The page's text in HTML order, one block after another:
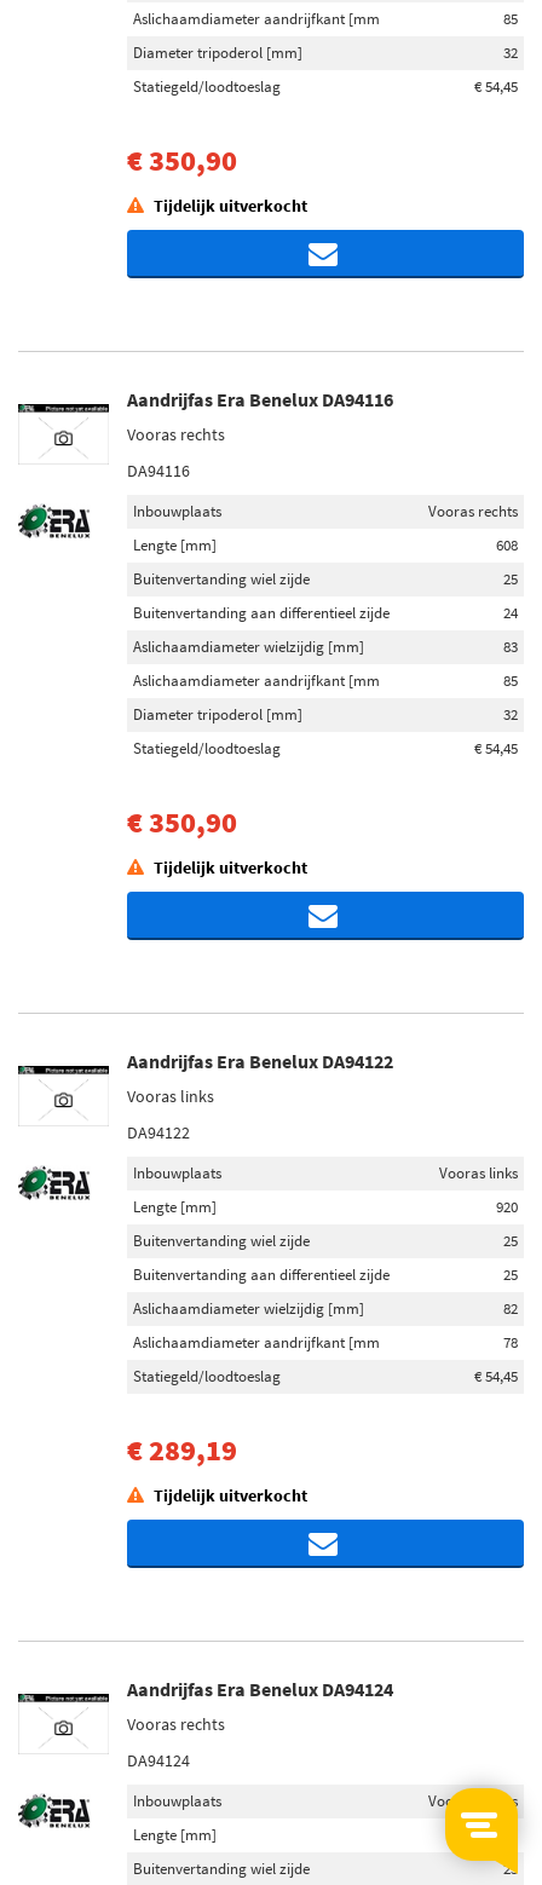
Aslichaamdiameter aandrijfkant [mm
85
Diameter tripoderol [mm]
32
Statiegeld/loodtoeslag
€ 54,45
€ 350,90
Tijdelijk uitverkocht
Aandrijfas Era Benelux DA94116
Vooras rechts
DA94116
Inbouwplaats
Vooras rechts
Lengte [mm]
608
Buitenvertanding wiel zijde
25
Buitenvertanding aan differentieel zijde
24
Aslichaamdiameter wielzijdig [mm]
83
Aslichaamdiameter aandrijfkant [mm
85
Diameter tripoderol [mm]
32
Statiegeld/loodtoeslag
€ 54,45
€ 350,90
Tijdelijk uitverkocht
Aandrijfas Era Benelux DA94122
Vooras links
DA94122
Inbouwplaats
Vooras links
Lengte [mm]
920
Buitenvertanding wiel zijde
25
Buitenvertanding aan differentieel zijde
25
Aslichaamdiameter wielzijdig [mm]
82
Aslichaamdiameter aandrijfkant [mm
78
Statiegeld/loodtoeslag
€ 54,45
€ 289,19
Tijdelijk uitverkocht
Aandrijfas Era Benelux DA94124
Vooras rechts
DA94124
Inbouwplaats
Vooras rechts
Lengte [mm]
598
Buitenvertanding wiel zijde
25